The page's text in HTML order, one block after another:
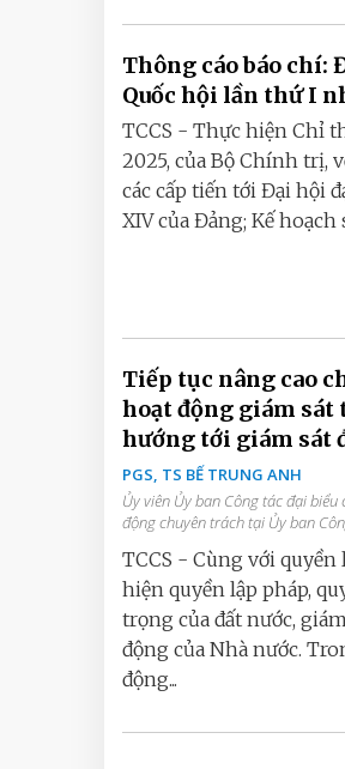
Thông cáo báo chí:
Quốc hội lần thứ I
TCCS - Thực hiện Chỉ
2025, của Bộ Chính trị,
các cấp tiến tới Đại hội
XIV của Đảng; Kế hoạch
Tiếp tục nâng cao
hoạt động giám sát
hướng tới giám sát
PGS, TS BẾ TRUNG ANH
Ủy viên Ủy ban Công tác đại
động chuyên trách tại Ủy ban
TCCS - Cùng với
hiện quyền lập pháp,
trọng của đất nước,
động của Nhà nước.
động...